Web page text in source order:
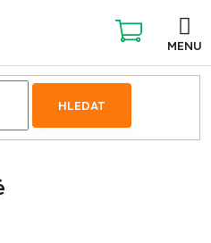
HLEDAT
NÁKUPNÍ
KOŠÍK